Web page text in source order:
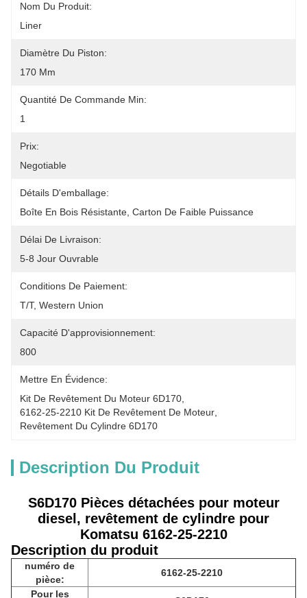
Nom Du Produit:
Liner
Diamètre Du Piston:
170 Mm
Quantité De Commande Min:
1
Prix:
Negotiable
Détails D'emballage:
Boîte En Bois Résistante, Carton De Faible Puissance
Délai De Livraison:
5-8 Jour Ouvrable
Conditions De Paiement:
T/T, Western Union
Capacité D'approvisionnement:
800
Mettre En Évidence:
Kit De Revêtement Du Moteur 6D170
6162-25-2210 Kit De Revêtement De Moteur
Revêtement Du Cylindre 6D170
Description Du Produit
S6D170 Pièces détachées pour moteur
diesel, revêtement de cylindre pour
Komatsu 6162-25-2210
Description du produit
numéro de
pièce:
6162-25-2210
Pour les